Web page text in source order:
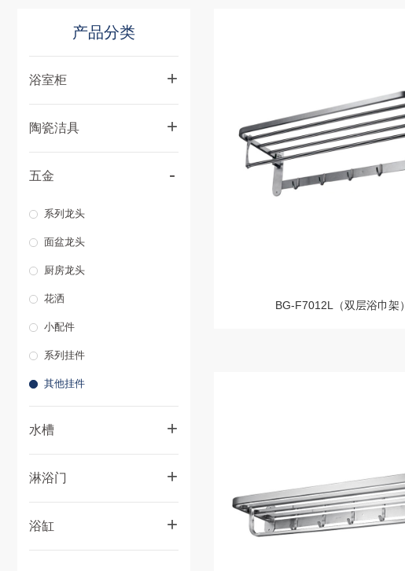
产品分类
浴室柜 +
轻奢不锈钢浴室柜
陶瓷洁具 +
台上盆
台中盆
台下盆
蹲便器
水箱
小便斗
拖把池
五金 -
系列龙头
面盆龙头
厨房龙头
花洒
小配件
系列挂件
其他挂件
水槽 +
淋浴门 +
浴缸 +
BG-F7012L（双层浴巾架）